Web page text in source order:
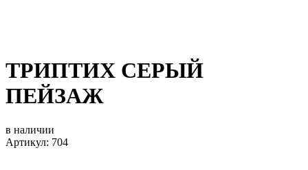
ТРИПТИХ СЕРЫЙ
ПЕЙЗАЖ
в наличии
Артикул: 704